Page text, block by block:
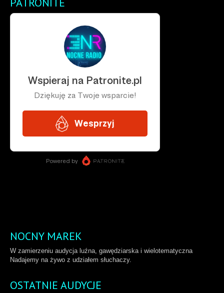
NOCNY MAREK
W zamierzeniu audycja luźna, gawędziarska i wielotematyczna
Nadajemy na żywo z udziałem słuchaczy.
OSTATNIE AUDYCJE